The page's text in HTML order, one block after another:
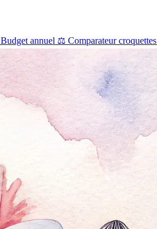
Budget annuel ⚖️ Comparateur croquettes